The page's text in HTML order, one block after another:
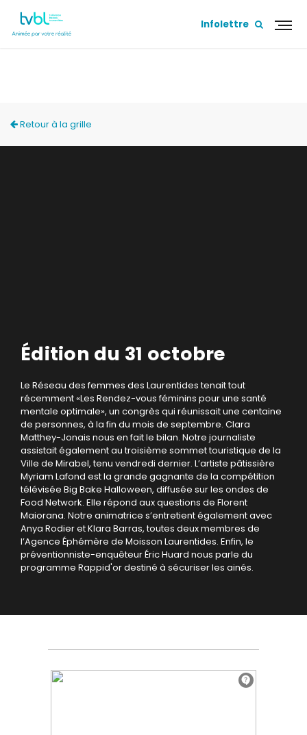
Infolettre
Retour à la grille
Édition du 31 octobre
Le Réseau des femmes des Laurentides tenait tout
récemment «Les Rendez-vous féminins pour une santé
mentale optimale», un congrès qui réunissait une centaine
de personnes, à la fin du mois de septembre. Clara
Matthey-Jonais nous en fait le bilan. Notre journaliste
assistait également au troisième sommet touristique de la
Ville de Mirabel, tenu vendredi dernier. L’artiste pâtissière
Myriam Lafond est la grande gagnante de la compétition
télévisée Big Bake Halloween, diffusée sur les ondes de
Food Network. Elle répond aux questions de Florent
Maiorana. Notre animatrice s’entretient également avec
Anya Rodier et Klara Barras, toutes deux membres de
l’Agence Éphémère de Moisson Laurentides. Enfin, le
préventionniste-enquêteur Éric Huard nous parle du
programme Rappid'or destiné à sécuriser les ainés.